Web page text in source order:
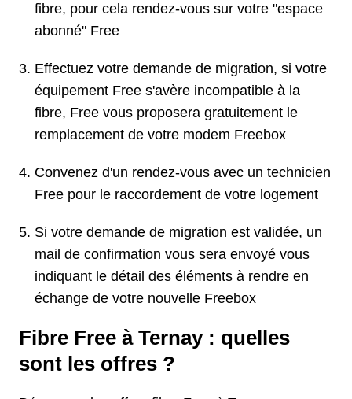
fibre, pour cela rendez-vous sur votre "espace
abonné" Free
Effectuez votre demande de migration, si votre
équipement Free s'avère incompatible à la
fibre, Free vous proposera gratuitement le
remplacement de votre modem Freebox
Convenez d'un rendez-vous avec un technicien
Free pour le raccordement de votre logement
Si votre demande de migration est validée, un
mail de confirmation vous sera envoyé vous
indiquant le détail des éléments à rendre en
échange de votre nouvelle Freebox
Fibre Free à Ternay : quelles
sont les offres ?